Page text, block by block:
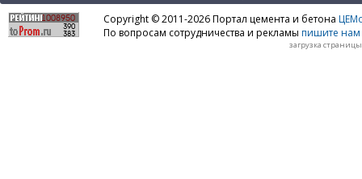
Copyright © 2011-2026 Портал цемента и бетона
По вопросам сотрудничества и рекламы пишите нам
загрузка